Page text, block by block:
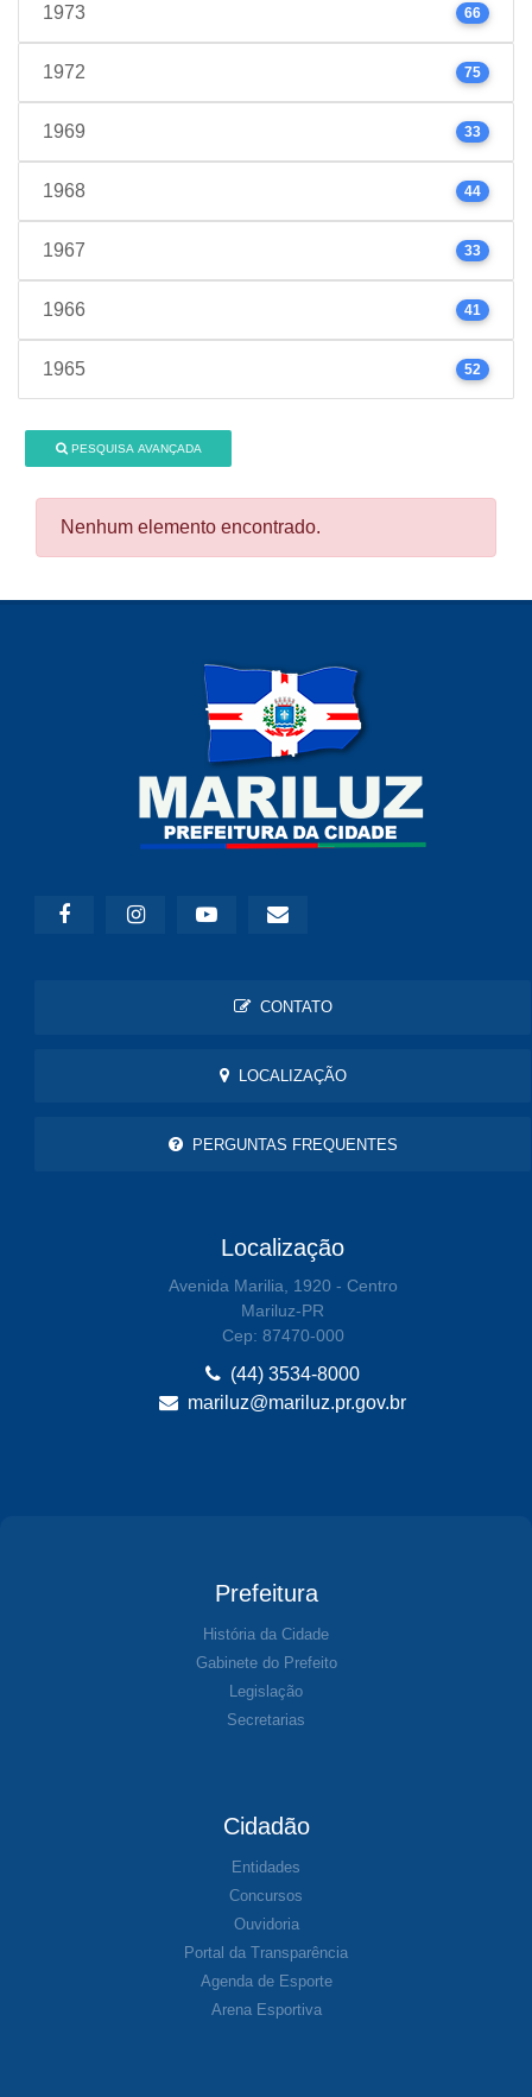
1973 66
1972 75
1969 33
1968 44
1967 33
1966 41
1965 52
PESQUISA AVANÇADA
Nenhum elemento encontrado.
CONTATO
LOCALIZAÇÃO
PERGUNTAS FREQUENTES
Localização
Avenida Marilia, 1920 - Centro
Mariluz-PR
Cep: 87470-000
(44) 3534-8000
mariluz@mariluz.pr.gov.br
Prefeitura
História da Cidade
Gabinete do Prefeito
Legislação
Secretarias
Cidadão
Entidades
Concursos
Ouvidoria
Portal da Transparência
Agenda de Esporte
Arena Esportiva